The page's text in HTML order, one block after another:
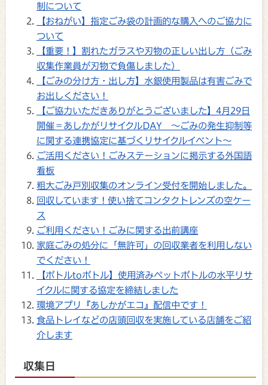
制について
【おねがい】指定ごみ袋の計画的な購入へのご協力に
ついて
【重要！】割れたガラスや刃物の正しい出し方（ごみ
収集作業員が刃物で負傷しました）
【ごみの分け方・出し方】水銀使用製品は有害ごみで
お出しください！
【ご協力いただきありがとうございました】4月29日
開催＝あしかがリサイクルDAY ～ごみの発生抑制等
に関する連携協定に基づくリサイクルイベント～
ご活用ください！ごみステーションに掲示する外国語
看板
粗大ごみ戸別収集のオンライン受付を開始しました。
回収しています！使い捨てコンタクトレンズの空ケー
ス
ご利用ください！ごみに関する出前講座
家庭ごみの処分に「無許可」の回収業者を利用しない
でください！
【ボトルtoボトル】使用済みペットボトルの水平リサ
イクルに関する協定を締結しました
環境アプリ『あしかがエコ』配信中です！
食品トレイなどの店頭回収を実施している店舗をご紹
介します
収集日